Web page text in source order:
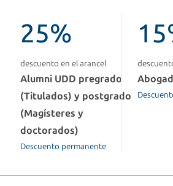
25%
descuento en el arancel
Alumni UDD pregrado
(Titulados) y postgrado
(Magísteres y
doctorados)
Descuento permanente